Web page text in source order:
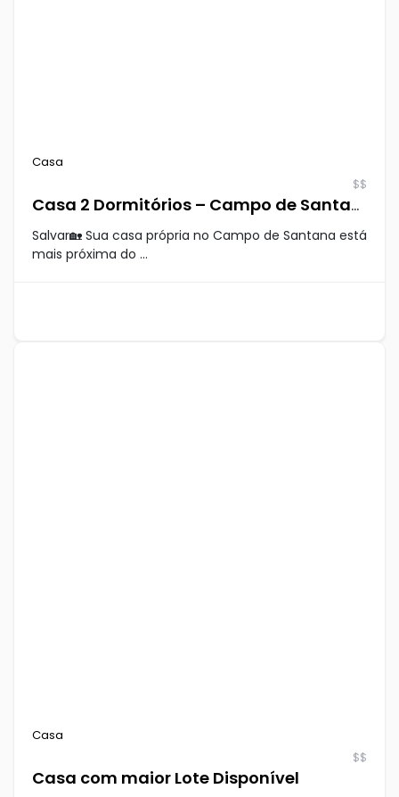
Casa
$$
Casa 2 Dormitórios – Campo de Santana
Salvar🏡 Sua casa própria no Campo de Santana está
mais próxima do ...
Casa
$$
Casa com maior Lote Disponível